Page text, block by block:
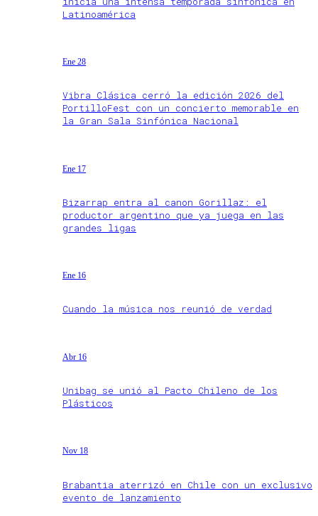
Latinoamérica
Ene 28
Vibra Clásica cerró la edición 2026 del
PortilloFest con un concierto memorable en
la Gran Sala Sinfónica Nacional
Ene 17
Bizarrap entra al canon Gorillaz: el
productor argentino que ya juega en las
grandes ligas
Ene 16
Cuando la música nos reunió de verdad
Abr 16
Unibag se unió al Pacto Chileno de los
Plásticos
Nov 18
Brabantia aterrizó en Chile con un exclusivo
evento de lanzamiento